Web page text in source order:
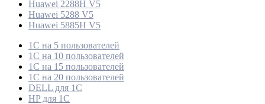
Huawei 2288H V5
Huawei 5288 V5
Huawei 5885H V5
1С на 5 пользователей
1С на 10 пользователей
1С на 15 пользователей
1С на 20 пользователей
DELL для 1С
HP для 1С